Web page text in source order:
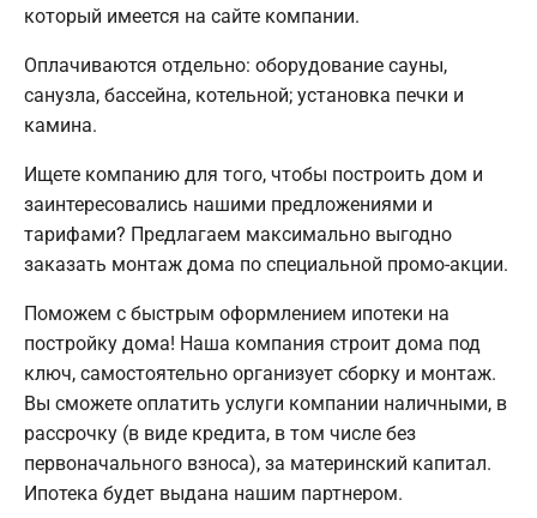
который имеется на сайте компании.
Оплачиваются отдельно: оборудование сауны,
санузла, бассейна, котельной; установка печки и
камина.
Ищете компанию для того, чтобы построить дом и
заинтересовались нашими предложениями и
тарифами? Предлагаем максимально выгодно
заказать монтаж дома по специальной промо-акции.
Поможем с быстрым оформлением ипотеки на
постройку дома! Наша компания строит дома под
ключ, самостоятельно организует сборку и монтаж.
Вы сможете оплатить услуги компании наличными, в
рассрочку (в виде кредита, в том числе без
первоначального взноса), за материнский капитал.
Ипотека будет выдана нашим партнером.